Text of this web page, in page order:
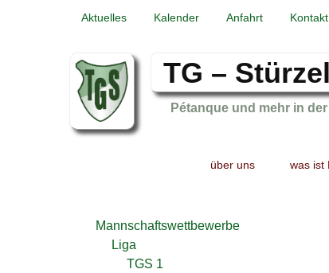
Aktuelles Kalender Anfahrt Kontakt
TG –
Pétanque und mehr in
über uns was ist
Mannschaftswettbewerbe
Liga
TGS 1